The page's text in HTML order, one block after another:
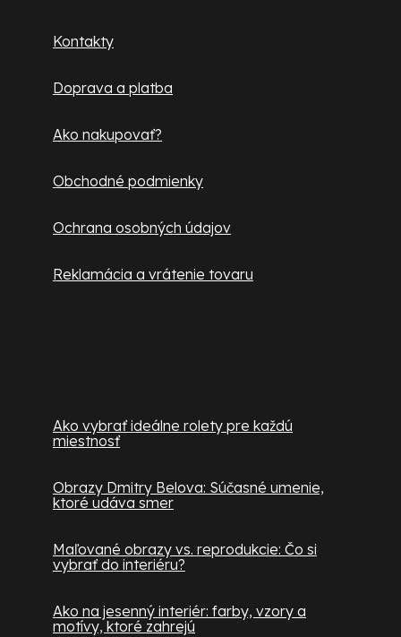
Kontakty
Doprava a platba
Ako nakupovať?
Obchodné podmienky
Ochrana osobných údajov
Reklamácia a vrátenie tovaru
Ako vybrať ideálne rolety pre každú
miestnosť
Obrazy Dmitry Belova: Súčasné umenie,
ktoré udáva smer
Maľované obrazy vs. reprodukcie: Čo si
vybrať do interiéru?
Ako na jesenný interiér: farby, vzory a
motívy, ktoré zahrejú